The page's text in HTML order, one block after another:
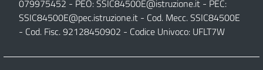
079975452 - PEO:SSIC84500E@istruzione.it - PEC:
SSIC84500E@pec.istruzione.it - Cod. Mecc. SSIC84500E
- Cod. Fisc. 92128450902 - Codice Univoco: UFLT7W